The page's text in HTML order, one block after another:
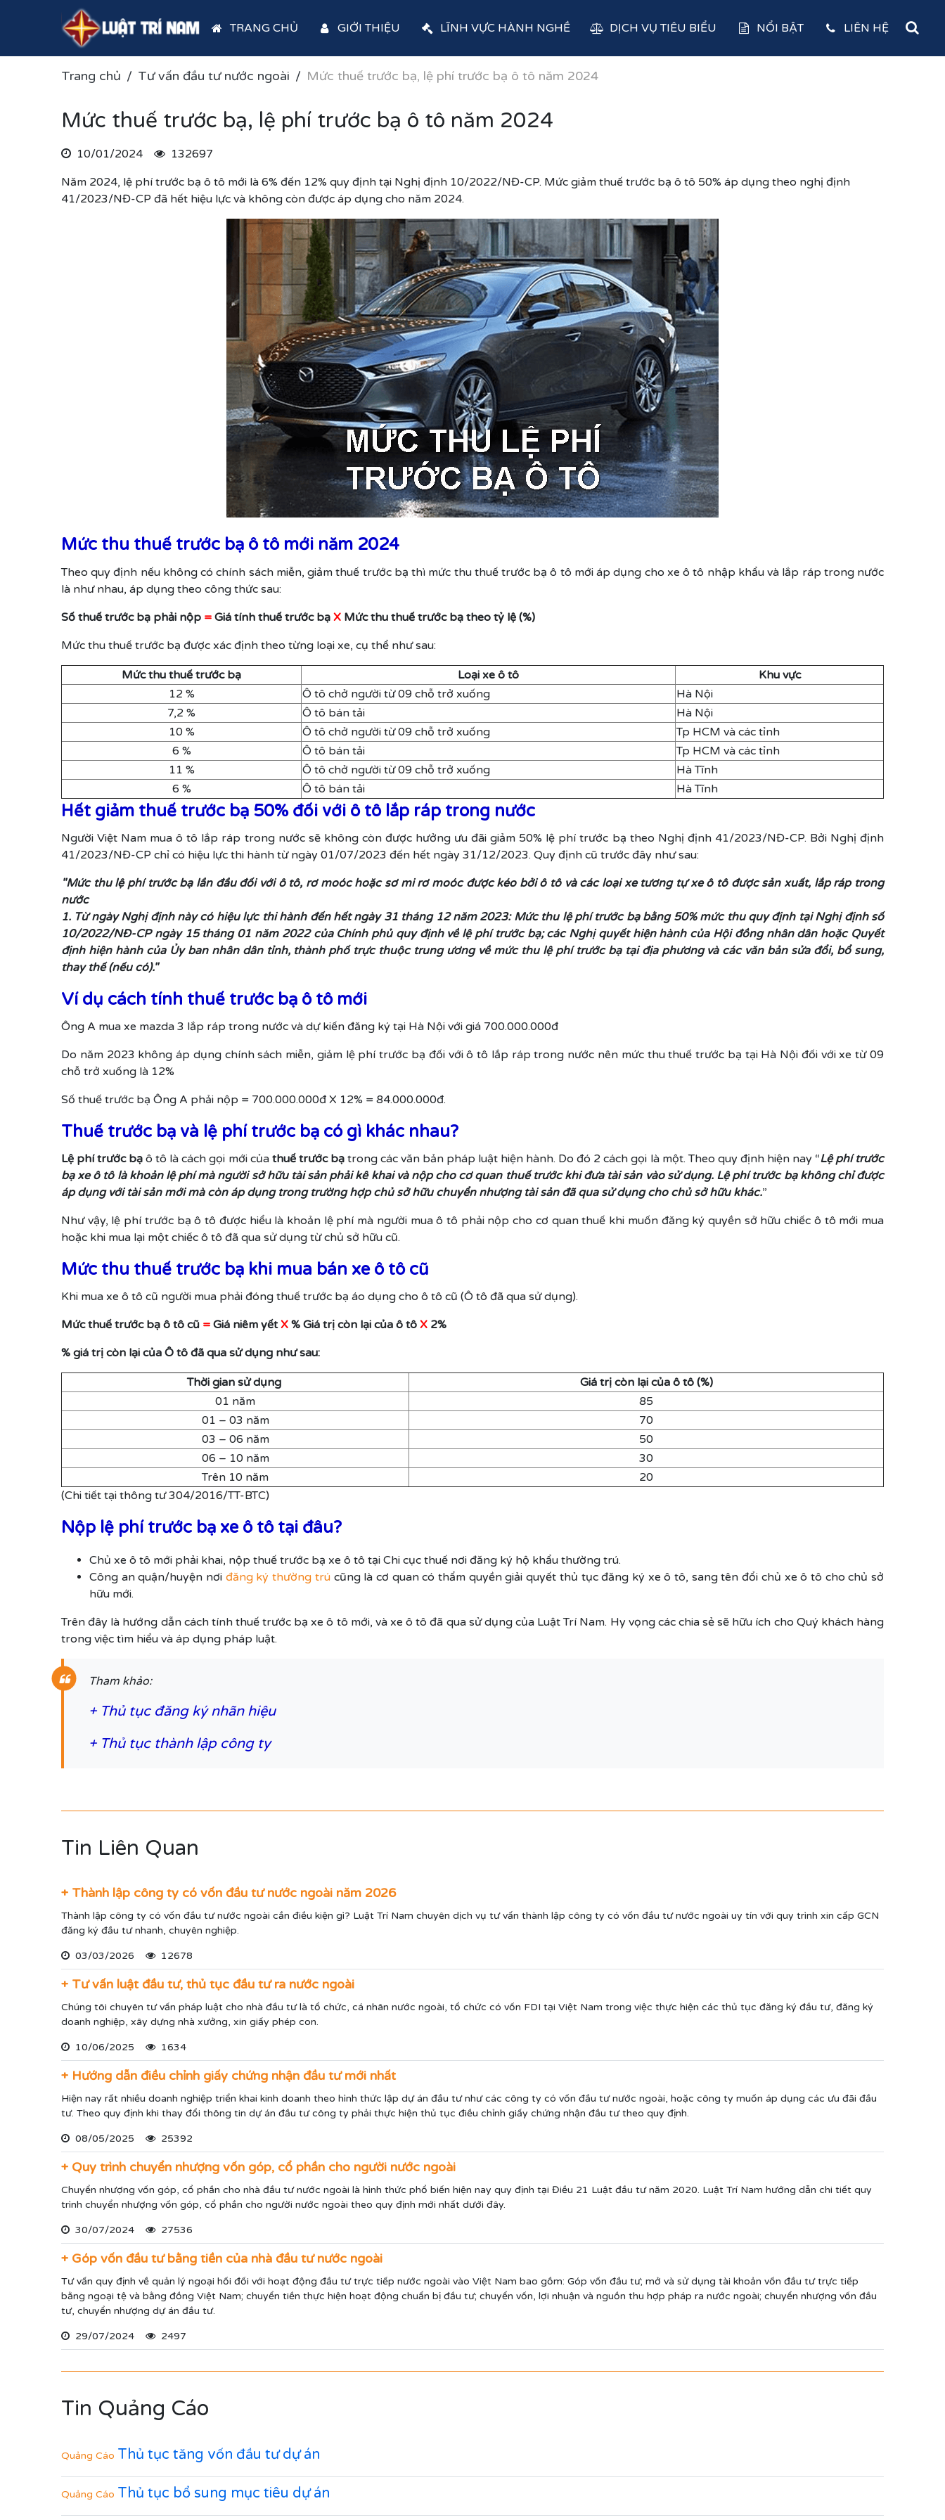
TRANG CHỦ GIỚI THIỆU LĨNH VỰC HÀNH NGHỀ DỊCH VỤ TIÊU BIỂU NỔI BẬT LIÊN HỆ
Trang chủ Tư vấn đầu tư nước ngoài Mức thuế trước bạ, lệ phí trước bạ ô tô năm 2024
Mức thuế trước bạ, lệ phí trước bạ ô tô năm 2024
10/01/2024
132697
Năm 2024, lệ phí trước bạ ô tô mới là 6% đến 12% quy định tại Nghị định 10/2022/NĐ-CP. Mức giảm thuế trước bạ ô tô 50% áp dụng theo nghị định
41/2023/NĐ-CP đã hết hiệu lực và không còn được áp dụng cho năm 2024.
Mức thu thuế trước bạ ô tô mới năm 2024
Theo quy định nếu không có chính sách miễn, giảm thuế trước bạ thì mức thu thuế trước bạ ô tô mới áp dụng cho xe ô tô nhập khẩu và lắp ráp trong nước
là như nhau, áp dụng theo công thức sau:
Số thuế trước bạ phải nộp = Giá tính thuế trước bạ X Mức thu thuế trước bạ theo tỷ lệ (%)
Mức thu thuế trước bạ được xác định theo từng loại xe, cụ thể như sau:
Mức thu thuế trước bạ Loại xe ô tô
Khu vực
12 %
Ô tô chở người từ 09 chỗ trở xuống
Hà Nội
7,2 %
Ô tô bán tải
Hà Nội
10 %
Ô tô chở người từ 09 chỗ trở xuống
Tp HCM và các tỉnh
6 %
Ô tô bán tải
Tp HCM và các tỉnh
11 %
Ô tô chở người từ 09 chỗ trở xuống
Hà Tĩnh
6 %
Ô tô bán tải Hà Tĩnh
Hết giảm thuế trước bạ 50% đối với ô tô lắp ráp trong nước
Người Việt Nam mua ô tô lắp ráp trong nước sẽ không còn được hưởng ưu đãi giảm 50% lệ phí trước bạ theo Nghị định 41/2023/NĐ-CP. Bởi Nghị định
41/2023/NĐ-CP chỉ có hiệu lực thi hành từ ngày 01/07/2023 đến hết ngày 31/12/2023. Quy định cũ trước đây như sau:
"Mức thu lệ phí trước bạ lần đầu đối với ô tô, rơ moóc hoặc sơ mi rơ moóc được kéo bởi ô tô và các loại xe tương tự xe ô tô được sản xuất, lắp ráp trong
nước
1. Từ ngày Nghị định này có hiệu lực thi hành đến hết ngày 31 tháng 12 năm 2023: Mức thu lệ phí trước bạ bằng 50% mức thu quy định tại Nghị định số
10/2022/NĐ-CP ngày 15 tháng 01 năm 2022 của Chính phủ quy định về lệ phí trước bạ; các Nghị quyết hiện hành của Hội đồng nhân dân hoặc Quyết
định hiện hành của Ủy ban nhân dân tỉnh, thành phố trực thuộc trung ương về mức thu lệ phí trước bạ tại địa phương và các văn bản sửa đổi, bổ sung,
thay thế (nếu có)."
Ví dụ cách tính thuế trước bạ ô tô mới
Ông A mua xe mazda 3 lắp ráp trong nước và dự kiến đăng ký tại Hà Nội với giá 700.000.000đ
Do năm 2023 không áp dụng chính sách miễn, giảm lệ phí trước bạ đối với ô tô lắp ráp trong nước nên mức thu thuế trước bạ tại Hà Nội đối với xe từ 09
chỗ trở xuống là 12%
Số thuế trước bạ Ông A phải nộp = 700.000.000đ X 12% = 84.000.000đ.
Thuế trước bạ và lệ phí trước bạ có gì khác nhau?
Lệ phí trước bạ ô tô là cách gọi mới của thuế trước bạtrong các văn bản pháp luật hiện hành. Do đó 2 cách gọi là một. Theo quy định hiện nay “Lệ phí trước
bạ xe ô tô là khoản lệ phí mà người sở hữu tài sản phải kê khai và nộp cho cơ quan thuế trước khi đưa tài sản vào sử dụng. Lệ phí trước bạ không chỉ được
áp dụng với tài sản mới mà còn áp dụng trong trường hợp chủ sở hữu chuyển nhượng tài sản đã qua sử dụng cho chủ sở hữu khác.”
Như vậy, lệ phí trước bạ ô tô được hiểu là khoản lệ phí mà người mua ô tô phải nộp cho cơ quan thuế khi muốn đăng ký quyền sở hữu chiếc ô tô mới mua
hoặc khi mua lại một chiếc ô tô đã qua sử dụng từ chủ sở hữu cũ.
Mức thu thuế trước bạ khi mua bán xe ô tô cũ
Khi mua xe ô tô cũ người mua phải đóng thuế trước bạ áo dụng cho ô tô cũ (Ô tô đã qua sử dụng).
Mức thuế trước bạ ô tô cũ = Giá niêm yếtX % Giá trị còn lại của ô tô X 2%
% giá trị còn lại của Ô tô đã qua sử dụng như sau:
Thời gian sử dụng
Giá trị còn lại của ô tô (%)
01 năm
85
01 – 03 năm
70
03 – 06 năm
50
06 – 10 năm
30
Trên 10 năm
20
(Chi tiết tại thông tư 304/2016/TT-BTC)
Nộp lệ phí trước bạ xe ô tô tại đâu?
Chủ xe ô tô mới phải khai, nộp thuế trước bạ xe ô tô tại Chi cục thuế nơi đăng ký hộ khẩu thường trú.
Công an quận/huyện nơi đăng ký thường trúcũng là cơ quan có thẩm quyền giải quyết thủ tục đăng ký xe ô tô, sang tên đổi chủ xe ô tô cho chủ sở
hữu mới.
Trên đây là hướng dẫn cách tính thuế trước bạ xe ô tô mới, và xe ô tô đã qua sử dụng của Luật Trí Nam. Hy vọng các chia sẻ sẽ hữu ích cho Quý khách hàng
trong việc tìm hiểu và áp dụng pháp luật.
Tham khảo:
+ Thủ tục đăng ký nhãn hiệu
+ Thủ tục thành lập công ty
Tin Liên Quan
+ Thành lập công ty có vốn đầu tư nước ngoài năm 2026
Thành lập công ty có vốn đầu tư nước ngoài cần điều kiện gì? Luật Trí Nam chuyên dịch vụ tư vấn thành lập công ty có vốn đầu tư nước ngoài uy tín với quy trình xin cấp GCN
đăng ký đầu tư nhanh, chuyên nghiệp.
03/03/2026 12678
+ Tư vấn luật đầu tư, thủ tục đầu tư ra nước ngoài
Chúng tôi chuyên tư vấn pháp luật cho nhà đầu tư là tổ chức, cá nhân nước ngoài, tổ chức có vốn FDI tại Việt Nam trong việc thực hiện các thủ tục đăng ký đầu tư, đăng ký
doanh nghiệp, xây dựng nhà xưởng, xin giấy phép con.
10/06/2025 1634
+ Hướng dẫn điều chỉnh giấy chứng nhận đầu tư mới nhất
Hiện nay rất nhiều doanh nghiệp triển khai kinh doanh theo hình thức lập dự án đầu tư như các công ty có vốn đầu tư nước ngoài, hoặc công ty muốn áp dụng các ưu đãi đầu
tư. Theo quy định khi thay đổi thông tin dự án đầu tư công ty phải thực hiện thủ tục điều chỉnh giấy chứng nhận đầu tư theo quy định.
08/05/2025 25392
+ Quy trình chuyển nhượng vốn góp, cổ phần cho người nước ngoài
Chuyển nhượng vốn góp, cổ phần cho nhà đầu tư nước ngoài là hình thức phổ biến hiện nay quy định tại Điều 21 Luật đầu tư năm 2020. Luật Trí Nam hướng dẫn chi tiết quy
trình chuyển nhượng vốn góp, cổ phần cho người nước ngoài theo quy định mới nhất dưới đây.
30/07/2024 27536
+ Góp vốn đầu tư bằng tiền của nhà đầu tư nước ngoài
Tư vấn quy định về quản lý ngoại hối đối với hoạt động đầu tư trực tiếp nước ngoài vào Việt Nam bao gồm: Góp vốn đầu tư; mở và sử dụng tài khoản vốn đầu tư trực tiếp
bằng ngoại tệ và bằng đồng Việt Nam; chuyển tiền thực hiện hoạt động chuẩn bị đầu tư; chuyển vốn, lợi nhuận và nguồn thu hợp pháp ra nước ngoài; chuyển nhượng vốn đầu
tư, chuyển nhượng dự án đầu tư.
29/07/2024 2497
Tin Quảng Cáo
Quảng Cáo Thủ tục tăng vốn đầu tư dự án
Quảng Cáo Thủ tục bổ sung mục tiêu dự án